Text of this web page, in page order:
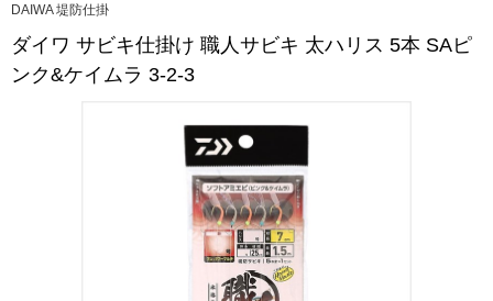
DAIWA 堤防仕掛
ダイワ サビキ仕掛け 職人サビキ 太ハリス 5本 SAピ
ンク&ケイムラ 3-2-3